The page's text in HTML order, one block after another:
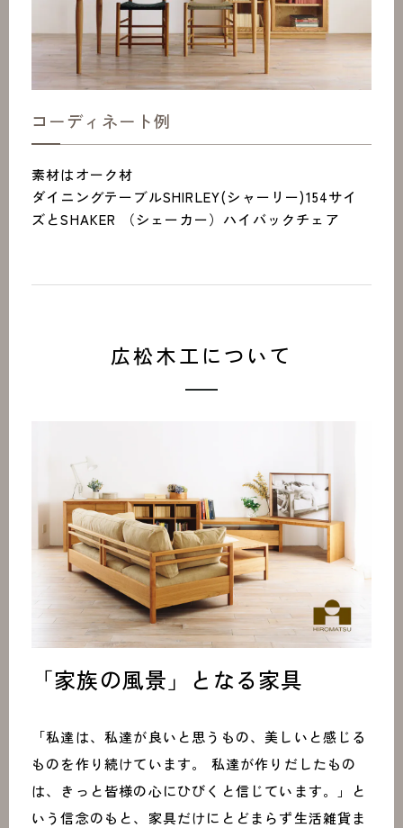
コーディネート例
素材はオーク材
ダイニングテーブルSHIRLEY(シャーリー)154サイ
ズとSHAKER （シェーカー）ハイバックチェア
広松木工について
「家族の風景」となる家具
「私達は、私達が良いと思うもの、美しいと感じる
ものを作り続けています。 私達が作りだしたもの
は、きっと皆様の心にひびくと信じています。」と
いう信念のもと、家具だけにとどまらず生活雑貨ま